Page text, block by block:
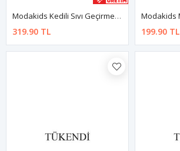
Modakids Kedili Sıvı Geçirmez 2-5 Yaş Beslenme Ve Aktivite Önlüğü
319.90 TL 199.90 TL